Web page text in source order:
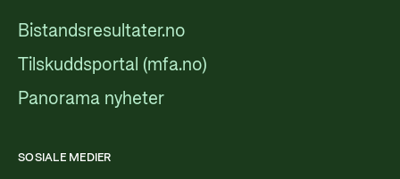
Bistandsresultater.no
Tilskuddsportal (mfa.no)
Panorama nyheter
SOSIALE MEDIER